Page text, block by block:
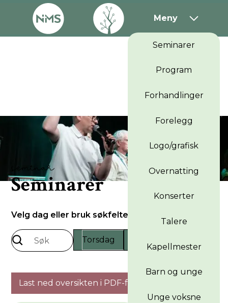
seminar
Seminarer
Velg dag eller bruk søkfeltet
Torsdag
Last ned oversikten i PDF-format
Meny
Seminarer
Program
Forhandlinger
Forelegg
Logo/grafisk
Overnatting
Konserter
Talere
Kapellmester
Barn og unge
Unge voksne
Påmelding